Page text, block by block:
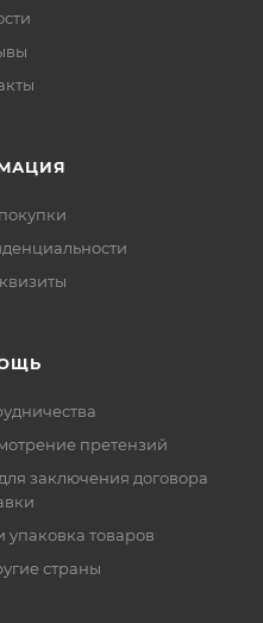
претензий
заключения договора
упаковка товаров
страны